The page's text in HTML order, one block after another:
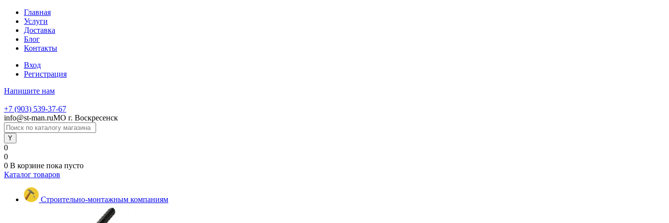
Главная
Услуги
Доставка
Блог
Контакты
Вход
Регистрация
Напишите нам
+7 (903) 539-37-67
info@st-man.ruМО г. Воскресенск
0
0
0 В корзине пока пусто
Каталог товаров
Строительно-монтажным компаниям